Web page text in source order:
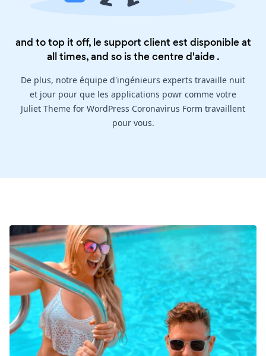
and to top it off, le support client est disponible at
all times, and so is thecentre d'aide.
De plus, notre équipe d'ingénieurs experts travaille nuit
et jour pour que les applications powr comme votre
Juliet Theme for WordPress Coronavirus Form travaillent
pour vous.